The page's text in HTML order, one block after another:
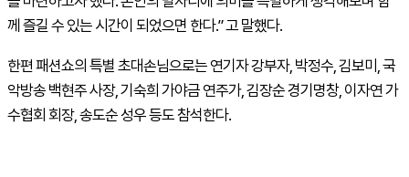
께 즐길 수 있는 시간이 되었으면 한다.” 고 말했다.
한편 패션쇼의 특별 초대손님으로는 연기자 강부자, 박정수, 김보미, 국
악방송 백현주 사장, 기숙희 가야금 연주가, 김장순 경기명창, 이자연 가
수협회 회장, 송도순 성우 등도 참석한다.